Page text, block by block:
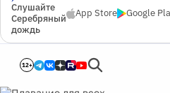
Слушайте
Серебряный
дождь
App Store Google
12+